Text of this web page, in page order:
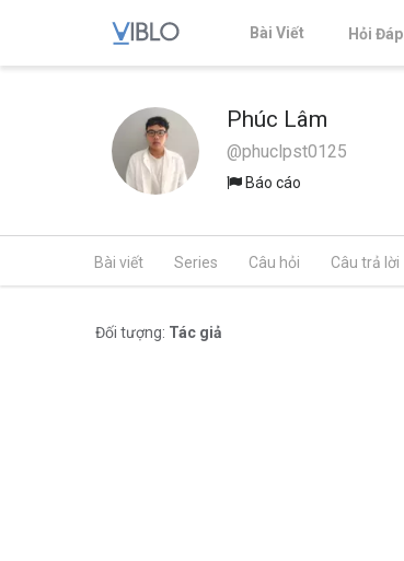
Bài Viết Hỏi Đáp
Phúc Lâm
@phuclpst0125
Báo cáo
Bài viết Series Câu hỏi Câu trả lời
Đối tượng: Tác giả